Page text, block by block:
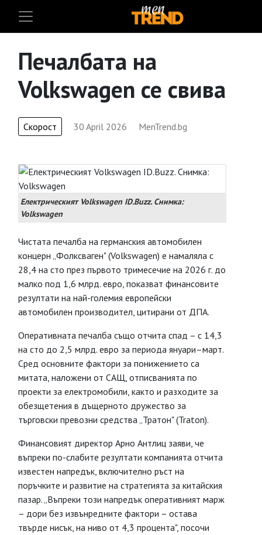
Печалбата на
Volkswagen се свива
Скорост 30 April 2026 MenTrend.bg
Eлектрическият Volkswagen ID.Buzz. Снимка:
Volkswagen
Чистата печалба на германския автомобилен
концерн „Фолксваген" (Volkswagen) е намаляла с
28,4 на сто през първото тримесечие на 2026 г. до
малко под 1,6 млрд. евро, показват финансовите
резултати на най-големия европейски
автомобилен производител, цитирани от ДПА.
Оперативната печалба също отчита спад – с 14,3
на сто до 2,5 млрд. евро за периода януари–март.
Сред основните фактори за понижението са
митата, наложени от САЩ, отписванията по
проекти за електромобили, както и разходите за
обезщетения в дъщерното дружество за
търговски превозни средства „Тратон" (Traton).
Финансовият директор Арно Антлиц заяви, че
въпреки по-слабите резултати компанията отчита
известен напредък, включително ръст на
поръчките и развитие на стратегията за китайския
пазар. „Въпреки този напредък оперативният марж
– дори без извънредните фактори – остава
твърде нисък, на ниво от 4,3 процента", посочи